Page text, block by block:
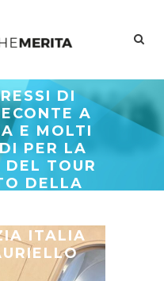
DI
A
E MOLTI
PER LA
TOUR
DELLA
ITALIA